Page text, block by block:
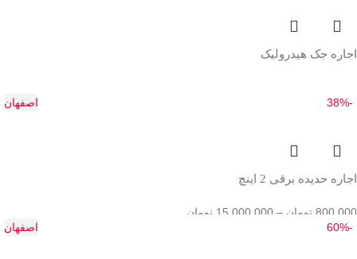
اجاره جک هیدرولیک
-38% اصفهان
اجاره حدیده برقی 2 اینچ
800,000 تومان –
15,000,000 تومان
-60%
اصفهان